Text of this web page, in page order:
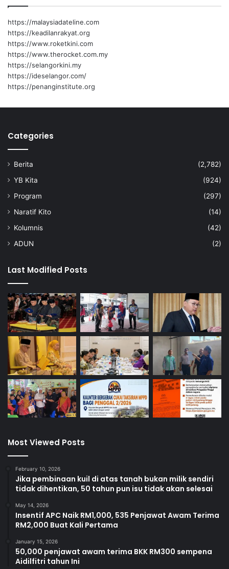
https://malaysiadateline.com
https://keadilanrakyat.org
https://www.roketkini.com
https://www.therocket.com.my
https://selangorkini.my
https://ideselangor.com/
https://penanginstitute.org
Categories
Berita
(2,782)
YB Kita
(924)
Program
(297)
Naratif Kito
(14)
Kolumnis
(42)
ADUN
(2)
Last Modified Posts
Most Viewed Posts
February 10, 2026
Jika pembinaan kuil di atas tanah bukan milik sendiri
tidak dihentikan, 50 tahun pun isu tidak akan selesai
May 14, 2026
Insentif APC Naik RM1,000, 535 Penjawat Awam Terima
RM2,000 Buat Kali Pertama
January 15, 2026
50,000 penjawat awam terima BKK RM300 sempena
Aidilfitri tahun Ini